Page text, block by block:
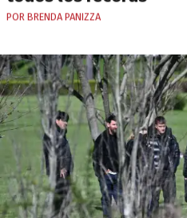
POR BRENDA PANIZZA